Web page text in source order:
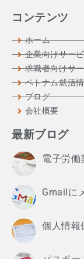
コンテンツ
ホーム
企業向けサー
求職者向けサ
ベトナム就活
ブログ
会社概要
最新ブログ
電子労働
Gmailに
個人情報